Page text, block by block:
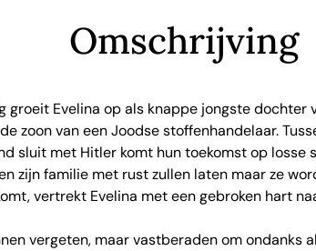
Omschrijving
Evelina op als knappe jongste dochter
zoon van een Joodse stoffenhandelaar.
sluit met Hitler komt hun toekomst op
zijn familie met rust zullen laten maar ze
vertrekt Evelina met een gebroken hart
vergeten, maar vastberaden om ondanks